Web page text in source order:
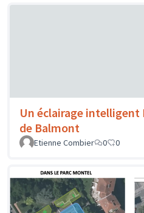
Un éclairage intelligent
de Balmont
Etienne Combier
0 0